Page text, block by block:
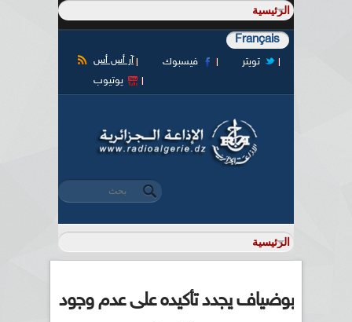
Français
آر أس أس فيسبوك
تويتر
يوتيوب
استمارة البحث
‏بحث ‏
بوضياف يجدد تأكيده على عدم وجود